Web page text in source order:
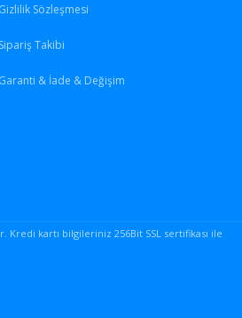
Gizlilik Sözleşmesi
Sipariş Takibi
Garanti & İade & Değişim
Kredi kartı bilgileriniz 256Bit SSL sertifikası ile